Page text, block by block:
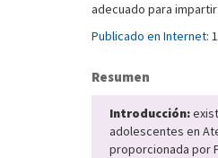
adecuado para
Publicado en Internet:
Resumen
Introducción:
adolescentes en
proporcionada por